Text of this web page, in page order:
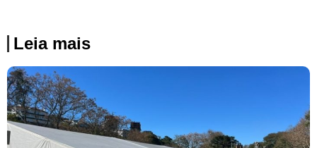
Leia mais